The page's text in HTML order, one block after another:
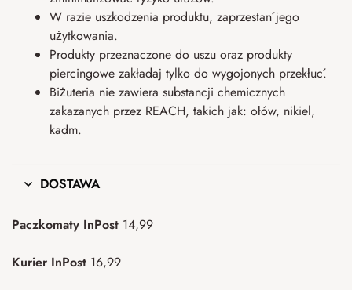
W razie uszkodzenia produktu, zaprzestań jego
użytkowania.
Produkty przeznaczone do uszu oraz produkty
piercingowe zakładaj tylko do wygojonych przekłuć.
Biżuteria nie zawiera substancji chemicznych
zakazanych przez REACH, takich jak: ołów, nikiel,
kadm.
DOSTAWA
Paczkomaty InPost 14,99
Kurier InPost 16,99